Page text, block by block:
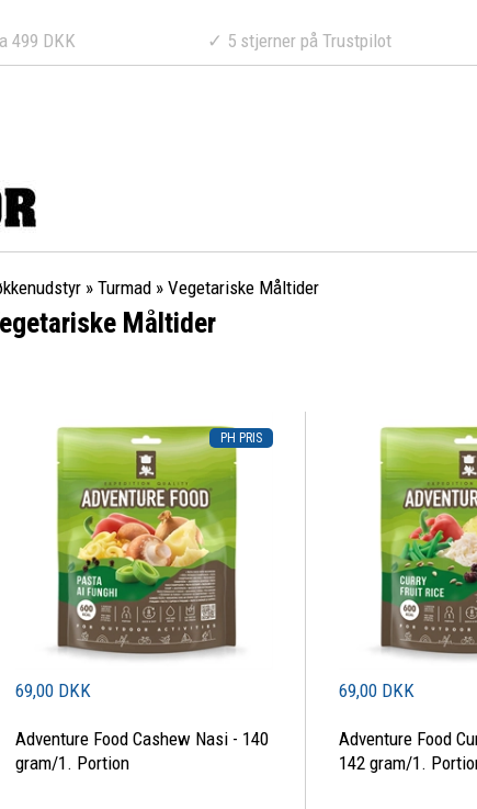
fra 499 DKK ✓ 5 stjerner på Trustpilot ✓
» Turmad» Vegetariske Måltider
Måltider
69,00 DKK
Adventure Food Cashew Nasi - 140
gram/1. Portion
69,00 DKK
Adventure Food
142 gram/1.